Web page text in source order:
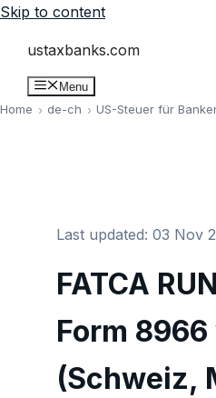
Skip to content
ustaxbanks.com
Menu
Home de-ch US-Steuer für
Last updated: 03 Nov
FATCA
Form 8966
(Schweiz,